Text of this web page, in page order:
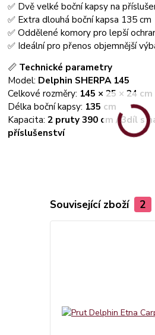
✅ Dvě velké boční kapsy na
✅ Extra dlouhá boční kapsa 135 cm
✅ Oddělené komory pro lepší
✅ Ideální pro přenos objemnější
📏 Technické parametry
Model: Delphin SHERPA 145
Celkové rozměry: 145 × 25 × 24 cm
Délka boční kapsy: 135 cm
Kapacita:2 pruty 390 cm / 3díl s
příslušenství
Související zboží 2